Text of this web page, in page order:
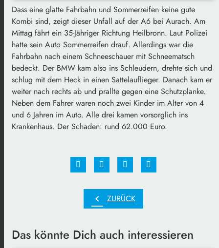
Dass eine glatte Fahrbahn und Sommerreifen keine gute
Kombi sind, zeigt dieser Unfall auf der A6 bei Aurach. Am
Mittag fährt ein 35-Jähriger Richtung Heilbronn. Laut Polizei
hatte sein Auto Sommerreifen drauf. Allerdings war die
Fahrbahn nach einem Schneeschauer mit Schneematsch
bedeckt. Der BMW kam also ins Schleudern, drehte sich und
schlug mit dem Heck in einen Sattelauflieger. Danach kam er
weiter nach rechts ab und prallte gegen eine Schutzplanke.
Neben dem Fahrer waren noch zwei Kinder im Alter von 4
und 6 Jahren im Auto. Alle drei kamen vorsorglich ins
Krankenhaus. Der Schaden: rund 62.000 Euro.
chevron_left ZURÜCK
Das könnte Dich auch interessieren